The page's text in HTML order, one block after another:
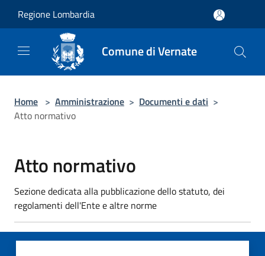
Regione Lombardia
Comune di Vernate
Home > Amministrazione > Documenti e dati >
Atto normativo
Atto normativo
Sezione dedicata alla pubblicazione dello statuto, dei
regolamenti dell'Ente e altre norme